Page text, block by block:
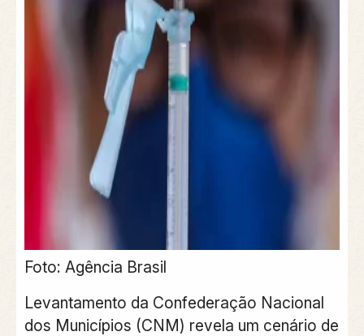
Foto: Agência Brasil
Levantamento da Confederação Nacional
dos Municípios (CNM) revela um cenário de